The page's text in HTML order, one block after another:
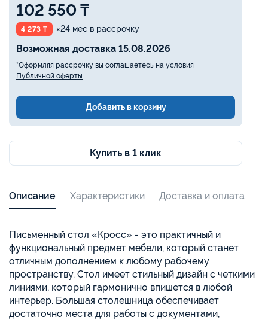
102 550 ₸
4 273 ₸ ×24 мес в рассрочку
Возможная доставка 15.08.2026
*Оформляя рассрочку вы соглашаетесь на условия
Публичной оферты
Добавить в корзину
Купить в 1 клик
Описание Характеристики Доставка и оплата
Письменный стол «Кросс» - это практичный и
функциональный предмет мебели, который станет
отличным дополнением к любому рабочему
пространству. Стол имеет стильный дизайн с четкими
линиями, который гармонично впишется в любой
интерьер. Большая столешница обеспечивает
достаточно места для работы с документами,